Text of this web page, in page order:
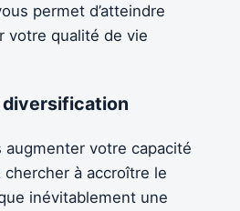
permet d’atteindre
votre qualité de vie
diversification
augmenter votre capacité
chercher à accroître le
inévitablement une